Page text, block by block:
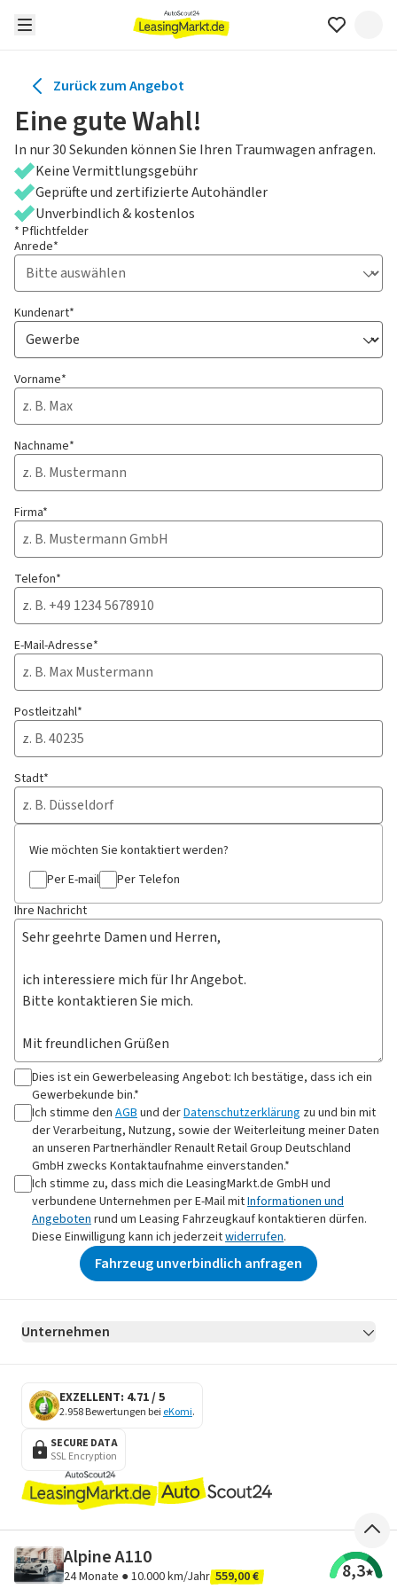
Zurück zum Angebot
Eine gute Wahl!
In nur 30 Sekunden können Sie Ihren Traumwagen anfragen.
Keine Vermittlungsgebühr
Geprüfte und zertifizierte Autohändler
Unverbindlich & kostenlos
* Pflichtfelder
Anrede*
Kundenart*
Vorname*
Nachname*
Firma*
Telefon*
E-Mail-Adresse*
Postleitzahl*
Stadt*
Wie möchten Sie kontaktiert werden?
Per E-mail
Per Telefon
Ihre Nachricht
Dies ist ein Gewerbeleasing Angebot: Ich bestätige, dass ich ein
Gewerbekunde bin.*
Ich stimme den AGBund derDatenschutzerklärung zu und bin mit
der Verarbeitung, Nutzung, sowie der Weiterleitung meiner Daten
an unseren Partnerhändler Renault Retail Group Deutschland
GmbH zwecks Kontaktaufnahme einverstanden.*
Ich stimme zu, dass mich die LeasingMarkt.de GmbH und
verbundene Unternehmen per E-Mail mitInformationen und
Angebotenrund um Leasing Fahrzeugkauf kontaktieren dürfen.
Diese Einwilligung kann ich jederzeitwiderrufen.
Fahrzeug unverbindlich anfragen
Alpine A110
24Monate ●10.000 km/Jahr 559,00 € 8,3
Unternehmen
EXZELLENT: 4.71 / 5
2.958 Bewertungen bei eKomi.
SECURE DATA
SSL Encryption